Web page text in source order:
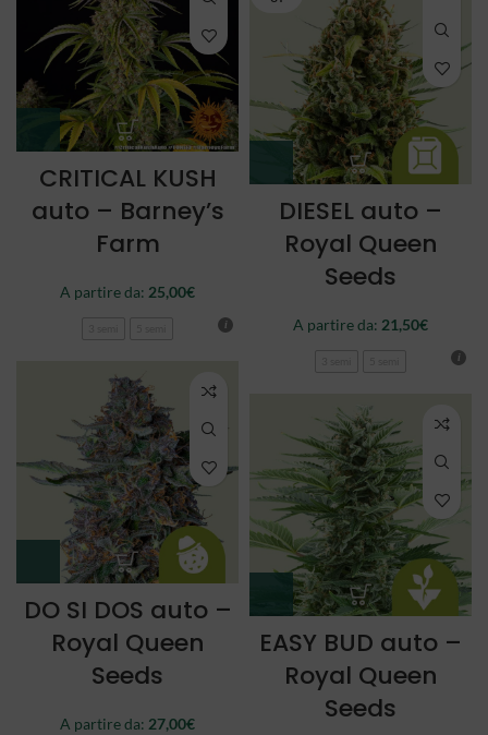
CRITICAL KUSH
auto – Barney’s
Farm
A partire da: 25,00€
DIESEL auto –
Royal Queen
Seeds
A partire da: 21,50€
DO SI DOS auto –
Royal Queen
Seeds
A partire da: 27,00€
EASY BUD auto –
Royal Queen
Seeds